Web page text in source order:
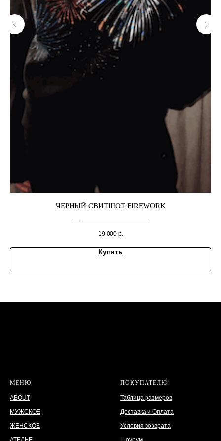
ЧЕРНЫЙ СВИТШОТ FIREWORK
19 000 р.
Купить
МЕНЮ
ABOUT
МУЖСКОЕ
ЖЕНСКОЕ
ПОКУПАТЕЛЮ
Таблица размеров
Доставка и Оплата
Условия возврата